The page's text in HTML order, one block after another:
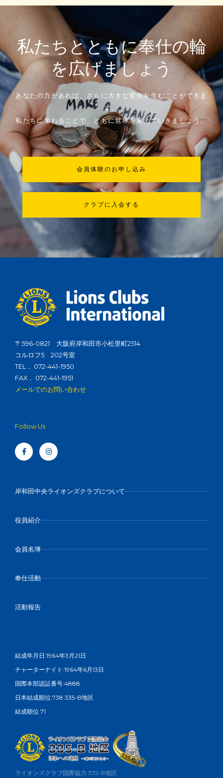
私たちとともに奉仕の輪
を広げましょう
あなたの力があれば、さらに大きな変化を生むことができま
す。
私たちに加わることで、ともに世界を変えていきましょう。
会員体験のお申し込み
クラブに入会する
〒596-0821 大阪府岸和田市小松里町2514
コルロフ5 202号室
TEL． 072-441-1950
FAX． 072-441-1951
メールでのお問い合わせ
Follow Us
a
c
e
b
-
n
s
t
a
m
岸和田中央ライオンズクラブについて
役員紹介
会員名簿
奉仕活動
活動報告
結成年月日:1964年3月21日
チャーターナイト:1964年6月13日
国際本部認証番号:4888
日本結成順位:738 335-B地区
結成順位 71
ライオンズクラブ国際協力 335-B地区